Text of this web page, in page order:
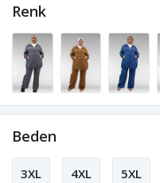
Renk
Beden
3XL 4XL 5XL